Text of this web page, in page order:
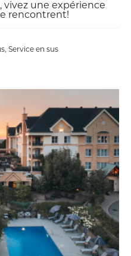
vivez une expérience
rencontrent!
Service en sus